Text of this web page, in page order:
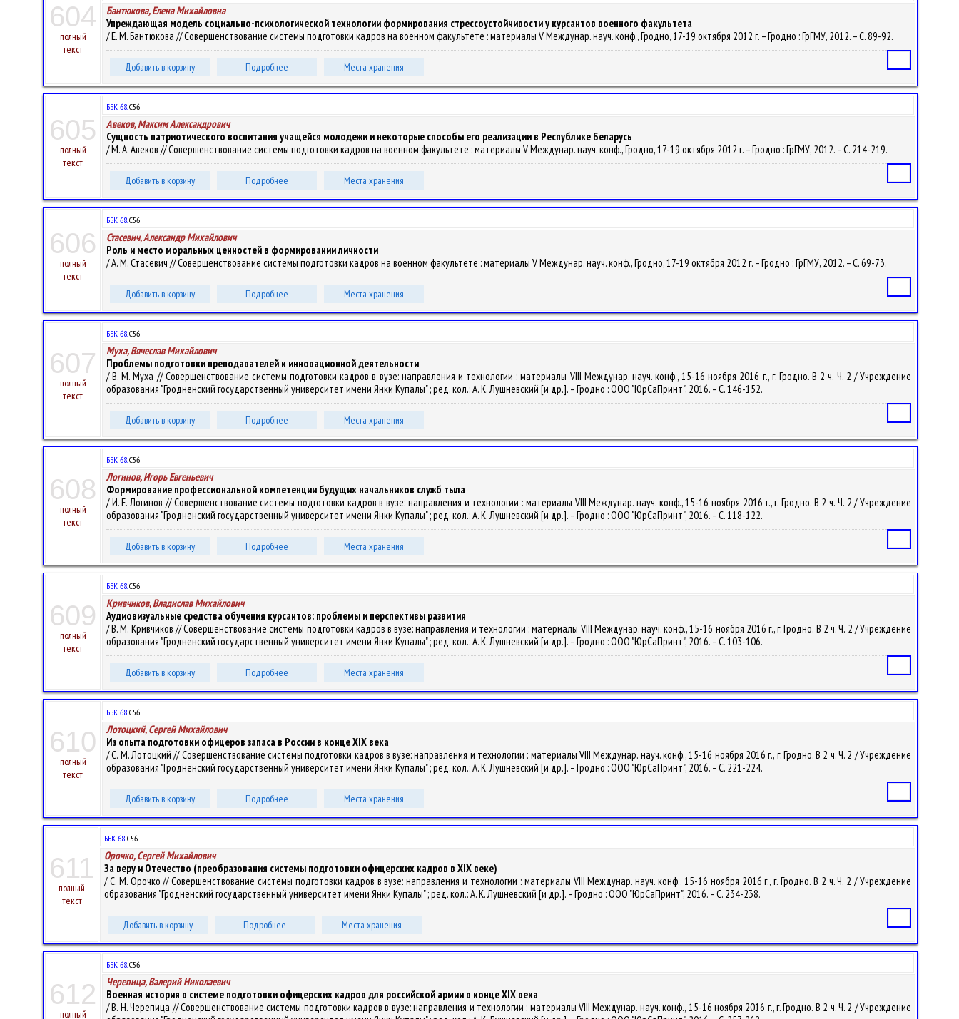
604
полный
текст
Бантюкова, Елена Михайловна
Упреждающая модель социально-психологической технологии формирования стрессоустойчивости у курсантов военного факультета
/ Е. М. Бантюкова // Совершенствование системы подготовки кадров на военном факультете : материалы V Междунар. науч. конф., Гродно, 17-19 октября 2012 г. – Гродно : ГрГМУ, 2012. – С. 89-92.
Добавить в корзину Подробнее Места хранения
605
полный
текст
ББК 68.С56
Авеков, Максим Александрович
Сущность патриотического воспитания учащейся молодежи и некоторые способы его реализации в Республике Беларусь
/ М. А. Авеков // Совершенствование системы подготовки кадров на военном факультете : материалы V Междунар. науч. конф., Гродно, 17-19 октября 2012 г. – Гродно : ГрГМУ, 2012. – С. 214-219.
Добавить в корзину Подробнее Места хранения
606
полный
текст
ББК 68.С56
Стасевич, Александр Михайлович
Роль и место моральных ценностей в формировании личности
/ А. М. Стасевич // Совершенствование системы подготовки кадров на военном факультете : материалы V Междунар. науч. конф., Гродно, 17-19 октября 2012 г. – Гродно : ГрГМУ, 2012. – С. 69-73.
Добавить в корзину Подробнее Места хранения
607
полный
текст
ББК 68.С56
Муха, Вячеслав Михайлович
Проблемы подготовки преподавателей к инновационной деятельности
/ В. М. Муха // Совершенствование системы подготовки кадров в вузе: направления и технологии : материалы VIII Междунар. науч. конф., 15-16 ноября 2016 г., г. Гродно. В 2 ч. Ч. 2 / Учреждение
образования "Гродненский государственный университет имени Янки Купалы" ; ред. кол.: А. К. Лушневский [и др.]. – Гродно : ООО "ЮрСаПринт", 2016. – С. 146-152.
Добавить в корзину Подробнее Места хранения
608
полный
текст
ББК 68.С56
Логинов, Игорь Евгеньевич
Формирование профессиональной компетенции будущих начальников служб тыла
/ И. Е. Логинов // Совершенствование системы подготовки кадров в вузе: направления и технологии : материалы VIII Междунар. науч. конф., 15-16 ноября 2016 г., г. Гродно. В 2 ч. Ч. 2 / Учреждение
образования "Гродненский государственный университет имени Янки Купалы" ; ред. кол.: А. К. Лушневский [и др.]. – Гродно : ООО "ЮрСаПринт", 2016. – С. 118-122.
Добавить в корзину Подробнее Места хранения
609
полный
текст
ББК 68.С56
Кривчиков, Владислав Михайлович
Аудиовизуальные средства обучения курсантов: проблемы и перспективы развития
/ В. М. Кривчиков // Совершенствование системы подготовки кадров в вузе: направления и технологии : материалы VIII Междунар. науч. конф., 15-16 ноября 2016 г., г. Гродно. В 2 ч. Ч. 2 / Учреждение
образования "Гродненский государственный университет имени Янки Купалы" ; ред. кол.: А. К. Лушневский [и др.]. – Гродно : ООО "ЮрСаПринт", 2016. – С. 103-106.
Добавить в корзину Подробнее Места хранения
610
полный
текст
ББК 68.С56
Лотоцкий, Сергей Михайлович
Из опыта подготовки офицеров запаса в России в конце ХIX века
/ С. М. Лотоцкий // Совершенствование системы подготовки кадров в вузе: направления и технологии : материалы VIII Междунар. науч. конф., 15-16 ноября 2016 г., г. Гродно. В 2 ч. Ч. 2 / Учреждение
образования "Гродненский государственный университет имени Янки Купалы" ; ред. кол.: А. К. Лушневский [и др.]. – Гродно : ООО "ЮрСаПринт", 2016. – С. 221-224.
Добавить в корзину Подробнее Места хранения
611
полный
текст
ББК 68.С56
Орочко, Сергей Михайлович
За веру и Отечество (преобразования системы подготовки офицерских кадров в XIX веке)
/ С. М. Орочко // Совершенствование системы подготовки кадров в вузе: направления и технологии : материалы VIII Междунар. науч. конф., 15-16 ноября 2016 г., г. Гродно. В 2 ч. Ч. 2 / Учреждение
образования "Гродненский государственный университет имени Янки Купалы" ; ред. кол.: А. К. Лушневский [и др.]. – Гродно : ООО "ЮрСаПринт", 2016. – С. 234-238.
Добавить в корзину Подробнее Места хранения
612
полный
ББК 68.С56
Черепица, Валерий Николаевич
Военная история в системе подготовки офицерских кадров для российской армии в конце XIX века
/ В. Н. Черепица // Совершенствование системы подготовки кадров в вузе: направления и технологии : материалы VIII Междунар. науч. конф., 15-16 ноября 2016 г., г. Гродно. В 2 ч. Ч. 2 / Учреждение